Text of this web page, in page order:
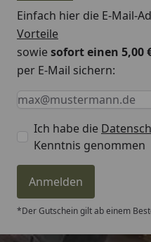
Einfach hier die E-Mail-
Vorteile
sowiesofort einen 5,00
per E-Mail sichern:
Keine Eingabe
Eingabe erforderlich
E-Mail *
Ich habe die
Kenntnis genommen
Anmelden
*Der Gutschein gilt ab einem